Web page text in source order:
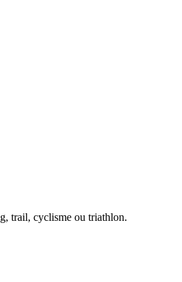
trail, cyclisme ou triathlon.